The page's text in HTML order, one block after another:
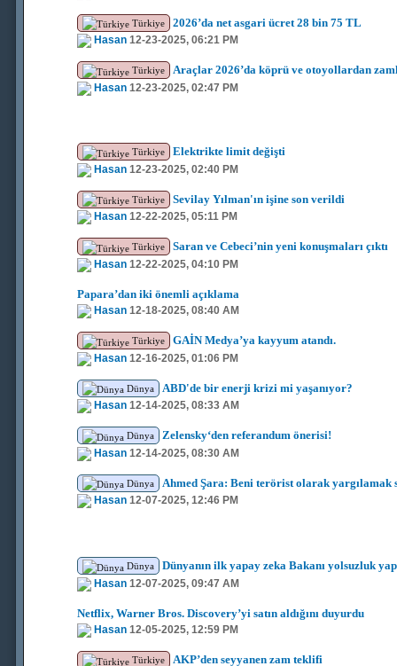
Türkiye 2026’da net asgari ücret 28 bin 75 TL
Hasan 12-23-2025, 06:21 PM
Türkiye Araçlar 2026’da köprü ve otoyollardan
Hasan 12-23-2025, 02:47 PM
Türkiye Elektrikte limit değişti
Hasan 12-23-2025, 02:40 PM
Türkiye Sevilay Yılman'ın işine son verildi
Hasan 12-22-2025, 05:11 PM
Türkiye Saran ve Cebeci’nin yeni konuşmaları çıktı
Hasan 12-22-2025, 04:10 PM
Papara’dan iki önemli açıklama
Hasan 12-18-2025, 08:40 AM
Türkiye GAİN Medya’ya kayyum atandı.
Hasan 12-16-2025, 01:06 PM
Dünya ABD'de bir enerji krizi mi yaşanıyor?
Hasan 12-14-2025, 08:33 AM
Dünya Zelensky‘den referandum önerisi!
Hasan 12-14-2025, 08:30 AM
Dünya Ahmed Şara: Beni terörist olarak yargılamak
Hasan 12-07-2025, 12:46 PM
Dünya Dünyanın ilk yapay zeka Bakanı yolsuzluk
Hasan 12-07-2025, 09:47 AM
Netflix, Warner Bros. Discovery’yi satın aldığını duyurdu
Hasan 12-05-2025, 12:59 PM
Türkiye AKP’den seyyanen zam teklifi